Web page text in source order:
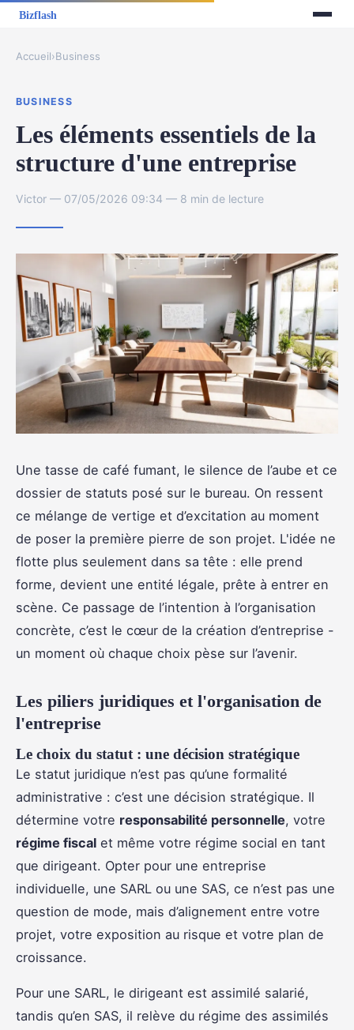
Accueil›Business
BUSINESS
Les éléments essentiels de la
structure d'une entreprise
Victor — 07/05/2026 09:34 — 8 min de lecture
Une tasse de café fumant, le silence de l’aube et ce
dossier de statuts posé sur le bureau. On ressent
ce mélange de vertige et d’excitation au moment
de poser la première pierre de son projet. L'idée ne
flotte plus seulement dans sa tête : elle prend
forme, devient une entité légale, prête à entrer en
scène. Ce passage de l’intention à l’organisation
concrète, c’est le cœur de la création d’entreprise -
un moment où chaque choix pèse sur l’avenir.
Les piliers juridiques et l'organisation de
l'entreprise
Le choix du statut : une décision stratégique
Le statut juridique n’est pas qu’une formalité
administrative : c’est une décision stratégique. Il
détermine votre responsabilité personnelle, votre
régime fiscal et même votre régime social en tant
que dirigeant. Opter pour une entreprise
individuelle, une SARL ou une SAS, ce n’est pas une
question de mode, mais d’alignement entre votre
projet, votre exposition au risque et votre plan de
croissance.
Pour une SARL, le dirigeant est assimilé salarié,
tandis qu’en SAS, il relève du régime des assimilés